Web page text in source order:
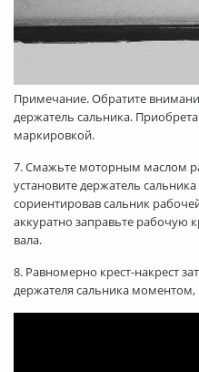
Примечание. Обратите
держатель сальника.
маркировкой.
7. Смажьте моторным маслом
установите держатель
сориентировав сальник
аккуратно заправьте рабочую
вала.
8. Равномерно крест-накрест
держателя сальника